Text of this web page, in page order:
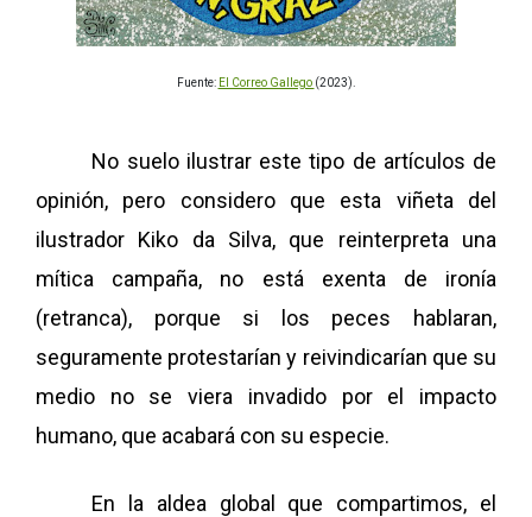
Fuente: El Correo Gallego (2023).
No suelo ilustrar este tipo de artículos de
opinión, pero considero que esta viñeta del
ilustrador Kiko da Silva, que reinterpreta una
mítica campaña, no está exenta de ironía
(retranca), porque si los peces hablaran,
seguramente protestarían y reivindicarían que su
medio no se viera invadido por el impacto
humano, que acabará con su especie.
En la aldea global que compartimos, el